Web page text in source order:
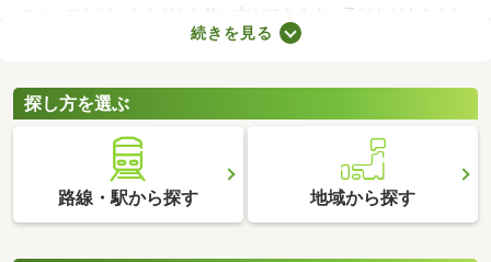
スペースなど、さまざまな使い方ができます。子どもが大きくな
れば子ども部屋にもできるので、長く住めることも魅力です。こ
チェックして、希望にぴったりな物件を見つけましょう。
続きを見る
探し方を選ぶ
路線・駅から探す 地域から探す